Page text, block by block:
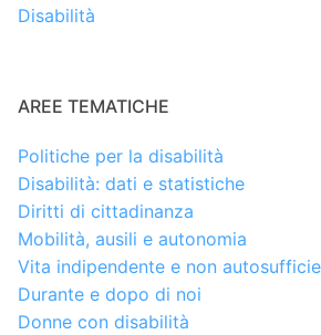
Disabilità
AREE TEMATICHE
Politiche per la disabilità
Disabilità: dati e statistiche
Diritti di cittadinanza
Mobilità, ausili e autonomia
Vita indipendente e non
Durante e dopo di noi
Donne con disabilità